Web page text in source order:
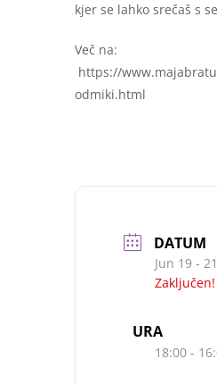
kjer se lahko srečaš s
Več na:
https://
odmiki.html
DATUM
Jun 19 -
Zaključen!
URA
18:00 -